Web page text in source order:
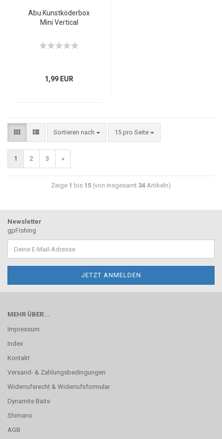
Abu Kunstköderbox
Mini Vertical
1,99 EUR
Sortieren nach 15 pro Seite
1 2 3 »
Zeige 1 bis 15 (von insgesamt 34 Artikeln)
Newsletter
gpFishing
MEHR ÜBER...
Impressum
Index
Kontakt
Versand- & Zahlungsbedingungen
Widerrufsrecht & Widerrufsformular
Dynamite Baits
Shimano
AGB